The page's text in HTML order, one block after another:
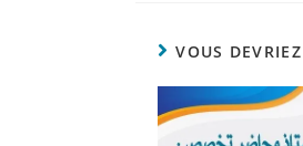
VOUS